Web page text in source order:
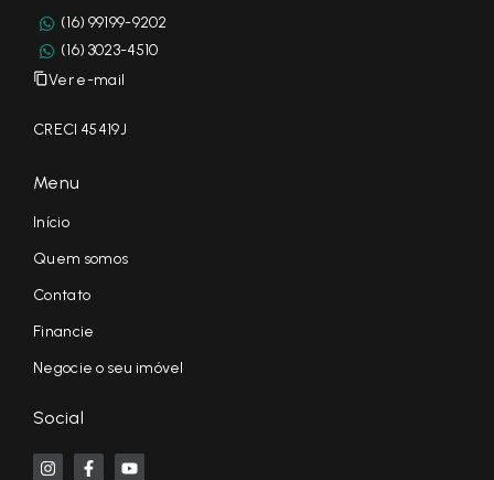
(16) 99199-9202
(16) 3023-4510
Ver e-mail
CRECI 45419J
Menu
Início
Quem somos
Contato
Financie
Negocie o seu imóvel
Social